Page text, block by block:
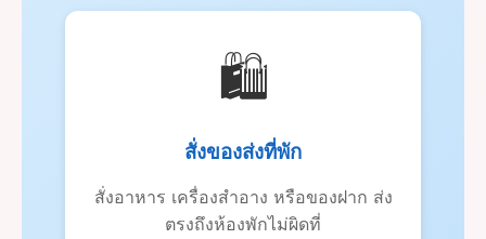
🛍️
สั่งของส่งที่พัก
สั่งอาหาร เครื่องสำอาง หรือของฝาก ส่ง
ตรงถึงห้องพักไม่ผิดที่